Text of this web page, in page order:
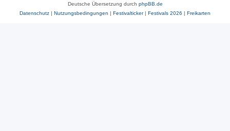
Deutsche Übersetzung durch phpBB.de
Datenschutz | Nutzungsbedingungen | Festivalticker| Festivals 2026 | Freikarten